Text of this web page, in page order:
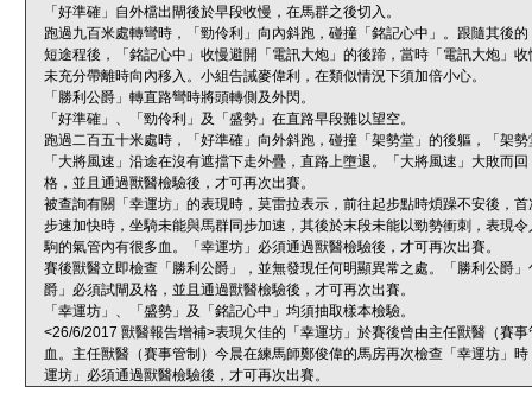
「好準確」自外檔出閘後於早段收慢，在馬群之後切入。
跑過九百米處轉彎時，「勁伶利」向內斜跑，碰撞「銘記心中」。跟隨其後
短途程後，「銘記心中」收慢避開「電訊大炮」的後蹄，當時「電訊大炮」
未充分帶離時向內移入。小組告誡麥偉利，在類似情況下須加倍小心。
「勝利公爵」轉直路彎時將頭轉側及外閃。
「好準確」、「勁伶利」及「盛勢」在直路早段難以望空。
跑過二百五十米處時，「好準確」向外斜跑，碰撞「架勢堂」的後軀，「架
「大將風速」沿途在沒有遮擋下走外疊，直路上墮退。「大將風速」大敗而
格，並且通過獸醫檢驗後，才可再次出賽。
被查詢有關「幸運坊」的表現時，莫雷拉表示，前往起步點時煩躁不安後，
步速加快時，坐騎未能與馬群同步加速，其後於末段未能以勁勢衝刺，表現
駒的氣管內有很多血。「幸運坊」必須通過獸醫檢驗後，才可再次出賽。
賽後獸醫立即檢查「勝利公爵」，並無發現任何明顯異常之處。「勝利公爵
爵」必須試閘及格，並且通過獸醫檢驗後，才可再次出賽。
「幸運坊」、「盛勢」及「銘記心中」均須抽取樣本檢驗。
<26/6/2017 獸醫報告增補>表現欠佳的「幸運坊」於賽後曾由主任獸醫（賽
血。主任獸醫（賽事管制）今晨在練馬師鄭俊偉的馬房再次檢查「幸運坊」
運坊」必須通過獸醫檢驗後，才可再次出賽。